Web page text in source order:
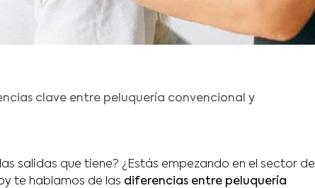
clave entre peluquería convencional y
salidas que tiene? ¿Estás empezando en el sector de
te hablamos de las diferencias entre peluquería